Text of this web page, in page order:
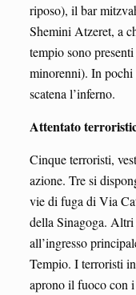
riposo), il bar
Shemini Atzeret, a
tempio sono
minorenni). In pochi
scatena l’inferno.
Attentato
Cinque terroristi,
azione. Tre si
vie di fuga di Via
della Sinagoga.
all’ingresso
Tempio. I terroristi
aprono il fuoco con